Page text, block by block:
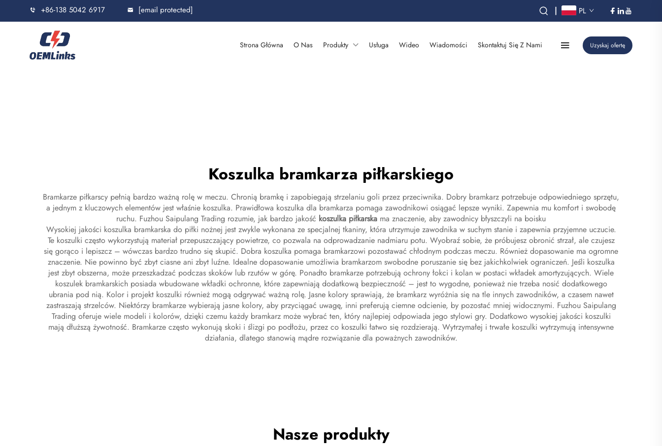
+86-138 5042 6917 [email protected] | PL
Strona Główna O Nas Produkty Usługa Wideo Wiadomości Skontaktuj Się Z Nami Uzyskaj ofertę
Koszulka bramkarza piłkarskiego
Bramkarze piłkarscy pełnią bardzo ważną rolę w meczu. Chronią bramkę i zapobiegają strzelaniu goli przez przeciwnika. Dobry bramkarz potrzebuje odpowiedniego sprzętu,
a jednym z kluczowych elementów jest właśnie koszulka. Prawidłowa koszulka dla bramkarza pomaga zawodnikowi osiągać lepsze wyniki. Zapewnia mu komfort i swobodę
ruchu. Fuzhou Saipulang Trading rozumie, jak bardzo jakość koszulka piłkarska ma znaczenie, aby zawodnicy błyszczyli na boisku
Wysokiej jakości koszulka bramkarska do piłki nożnej jest zwykle wykonana ze specjalnej tkaniny, która utrzymuje zawodnika w suchym stanie i zapewnia przyjemne uczucie.
Te koszulki często wykorzystują materiał przepuszczający powietrze, co pozwala na odprowadzanie nadmiaru potu. Wyobraź sobie, że próbujesz obronić strzał, ale czujesz
się gorąco i lepiszcz – wówczas bardzo trudno się skupić. Dobra koszulka pomaga bramkarzowi pozostawać chłodnym podczas meczu. Również dopasowanie ma ogromne
znaczenie. Nie powinno być zbyt ciasne ani zbyt luźne. Idealne dopasowanie umożliwia bramkarzom swobodne poruszanie się bez jakichkolwiek ograniczeń. Jeśli koszulka
jest zbyt obszerna, może przeszkadzać podczas skoków lub rzutów w górę. Ponadto bramkarze potrzebują ochrony łokci i kolan w postaci wkładek amortyzujących. Wiele
koszulek bramkarskich posiada wbudowane wkładki ochronne, które zapewniają dodatkową bezpieczność – jest to wygodne, ponieważ nie trzeba nosić dodatkowego
ubrania pod nią. Kolor i projekt koszulki również mogą odgrywać ważną rolę. Jasne kolory sprawiają, że bramkarz wyróżnia się na tle innych zawodników, a czasem nawet
zastraszają strzelców. Niektórzy bramkarze wybierają jasne kolory, aby przyciągać uwagę, inni preferują ciemne odcienie, by pozostać mniej widocznymi. Fuzhou Saipulang
Trading oferuje wiele modeli i kolorów, dzięki czemu każdy bramkarz może wybrać ten, który najlepiej odpowiada jego stylowi gry. Dodatkowo wysokiej jakości koszulki
mają dłuższą żywotność. Bramkarze często wykonują skoki i ślizgi po podłożu, przez co koszulki łatwo się rozdzierają. Wytrzymałej i trwałe koszulki wytrzymują intensywne
działania, dlatego stanowią mądre rozwiązanie dla poważnych zawodników.
Nasze produkty